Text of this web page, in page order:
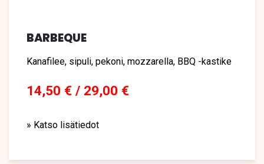
BARBEQUE
Kanafilee, sipuli, pekoni, mozzarella, BBQ -kastike
14,50 € / 29,00 €
» Katso lisätiedot